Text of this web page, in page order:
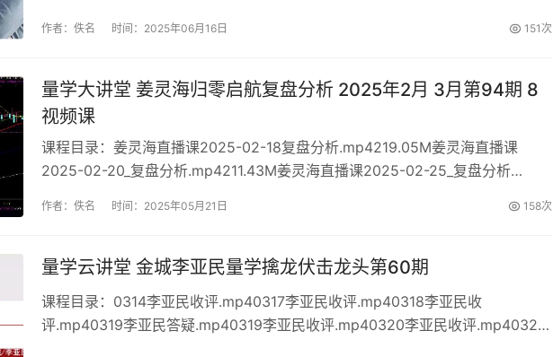
作者：佚名 时间：2025年06月16日 151次
量学大讲堂 姜灵海归零启航复盘分析 2025年2月 3月第94期 8
视频课
课程目录：姜灵海直播课2025-02-18复盘分析.mp4219.05M姜灵海直播课
2025-02-20_复盘分析.mp4211.43M姜灵海直播课2025-02-25_复盘分析
播课2025-03...
作者：佚名 时间：2025年05月21日 158次
量学云讲堂 金城李亚民量学擒龙伏击龙头第60期
课程目录：0314李亚民收评.mp40317李亚民收评.mp40318李亚民收
评.mp40319李亚民答疑.mp40319李亚民收评.mp40320李亚民收评.mp40321